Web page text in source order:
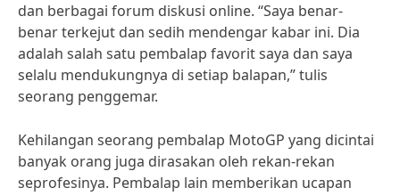
dan berbagai forum diskusi online. “Saya benar-
benar terkejut dan sedih mendengar kabar ini. Dia
adalah salah satu pembalap favorit saya dan saya
selalu mendukungnya di setiap balapan,” tulis
seorang penggemar.
Kehilangan seorang pembalap MotoGP yang dicintai
banyak orang juga dirasakan oleh rekan-rekan
seprofesinya. Pembalap lain memberikan ucapan